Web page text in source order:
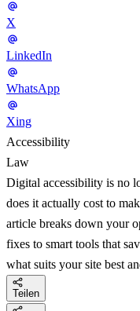
X
LinkedIn
WhatsApp
Xing
Accessibility
Law
Digital accessibility is no
does it actually cost to
article breaks down your
fixes to smart tools that
what suits your site best
Teilen